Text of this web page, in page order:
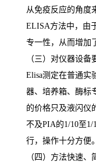
从免疫反应的角度
ELISA方法中，由
专一性，从而增加
（三）对仪器设
Elisa测定在普通实
器、培养箱、酶标
的价格只及液闪仪
不及PIA的1/10至1/
行，操作十分方便。
（四）方法快速、